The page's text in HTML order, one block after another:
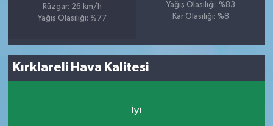
Rüzgar: 26 km/h
Yağış Olasılığı: %77
Yağış Olasılığı: %83
Kar Olasılığı: %8
Kırklareli Hava Kalitesi
İyi